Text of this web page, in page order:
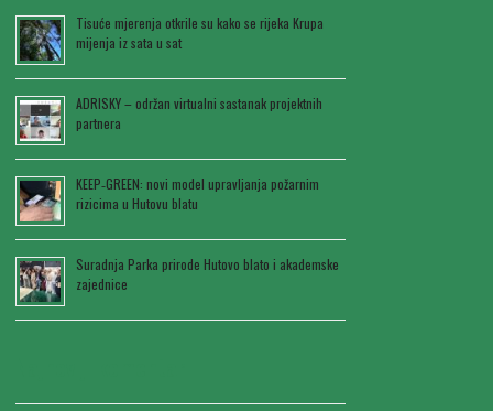
Tisuće mjerenja otkrile su kako se rijeka Krupa
mijenja iz sata u sat
ADRISKY – održan virtualni sastanak projektnih
partnera
KEEP‑GREEN: novi model upravljanja požarnim
rizicima u Hutovu blatu
Suradnja Parka prirode Hutovo blato i akademske
zajednice